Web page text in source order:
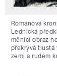
Románová
Lednická
měnící obraz
překrývá tlustá
zemi a rudém